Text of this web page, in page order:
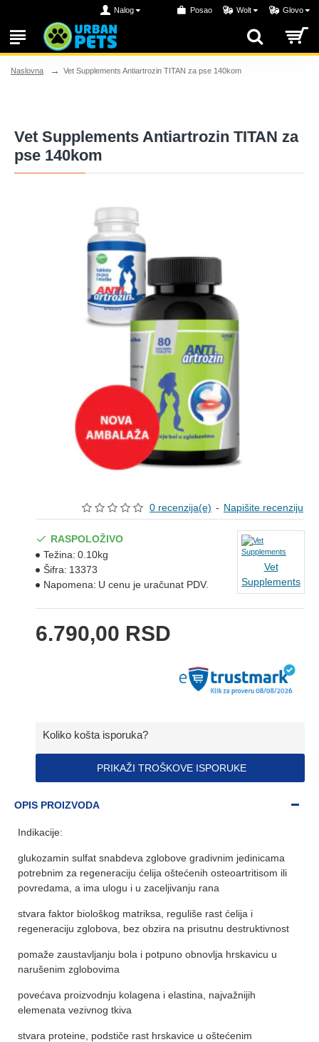
Nalog Posao Wolt Glovo
Naslovna Vet Supplements Antiartrozin TITAN za pse 140kom
Vet Supplements Antiartrozin TITAN za
pse 140kom
0 recenzija(e) - Napišite recenziju
6.790,00 RSD
RASPOLOŽIVO
Težina: 0.10kg
Šifra: 13373
Napomena: U cenu je uračunat PDV.
Vet
Supplements
Koliko košta isporuka?
PRIKAŽI TROŠKOVE ISPORUKE
OPIS PROIZVODA
Indikacije:
glukozamin sulfat snabdeva zglobove gradivnim jedinicama
potrebnim za regeneraciju ćelija oštećenih osteoartritisom ili
povredama, a ima ulogu i u zaceljivanju rana
stvara faktor biološkog matriksa, reguliše rast ćelija i
regeneraciju zglobova, bez obzira na prisutnu destruktivnost
pomaže zaustavljanju bola i potpuno obnovlja hrskavicu u
narušenim zglobovima
povećava proizvodnju kolagena i elastina, najvažnijih
elemenata vezivnog tkiva
stvara proteine, podstiče rast hrskavice u oštećenim